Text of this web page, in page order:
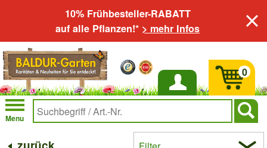
10% Frühbesteller-RABATT
auf alle Pflanzen!* > mehr Infos
Anmelden
Menu
0